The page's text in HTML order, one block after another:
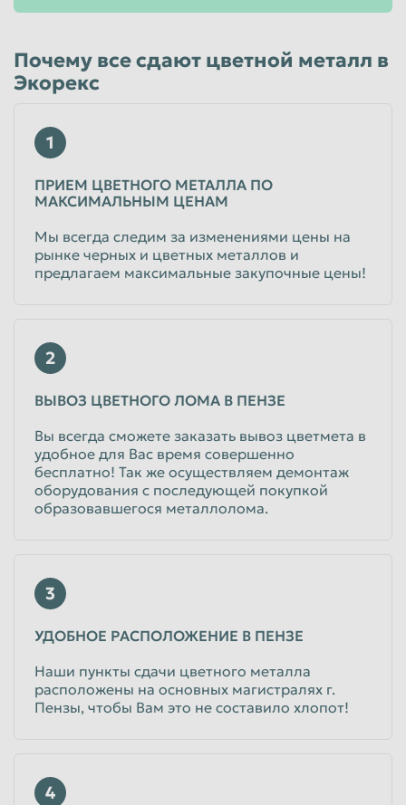
Почему все сдают цветной металл в
Экорекс
1
ПРИЕМ ЦВЕТНОГО МЕТАЛЛА ПО
МАКСИМАЛЬНЫМ ЦЕНАМ
Мы всегда следим за изменениями цены на
рынке черных и цветных металлов и
предлагаем максимальные закупочные цены!
2
ВЫВОЗ ЦВЕТНОГО ЛОМА В ПЕНЗЕ
Вы всегда сможете заказать вывоз цветмета в
удобное для Вас время совершенно
бесплатно! Так же осуществляем демонтаж
оборудования с последующей покупкой
образовавшегося металлолома.
3
УДОБНОЕ РАСПОЛОЖЕНИЕ В ПЕНЗЕ
Наши пункты сдачи цветного металла
расположены на основных магистралях г.
Пензы, чтобы Вам это не составило хлопот!
4